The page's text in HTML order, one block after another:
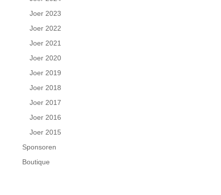
Joer 2023
Joer 2022
Joer 2021
Joer 2020
Joer 2019
Joer 2018
Joer 2017
Joer 2016
Joer 2015
Sponsoren
Boutique